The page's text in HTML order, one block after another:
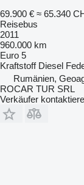
69.900 € ≈ 65.340
Reisebus
2011
960.000 km
Euro 5
Kraftstoff Diesel
Rumänien,
ROCAR TUR SRL
Verkäufer